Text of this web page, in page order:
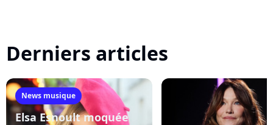
Derniers articles
News musique
Elsa Esnoult moquée